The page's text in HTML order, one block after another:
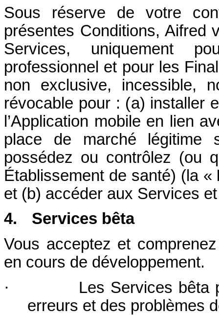
Sous réserve de votre
présentes Conditions, Aifred
Services, uniquement
professionnel et pour les
non exclusive, incessible,
révocable pour : (a) installer
l’Application mobile en lien
place de marché légitime
possédez ou contrôlez (ou
Établissement de santé) (la «
et (b) accéder aux Services
4.
Services bêta
Vous acceptez et
en cours de développement.
·
Les Services bêta
erreurs et des problèmes